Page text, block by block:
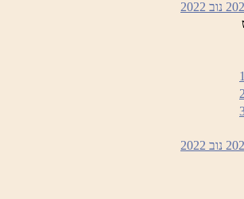
נוב 2022
נוב 2022